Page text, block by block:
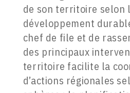
de son territoire selon
développement
chef de file et de
des principaux
territoire facilite la
d’actions régionales